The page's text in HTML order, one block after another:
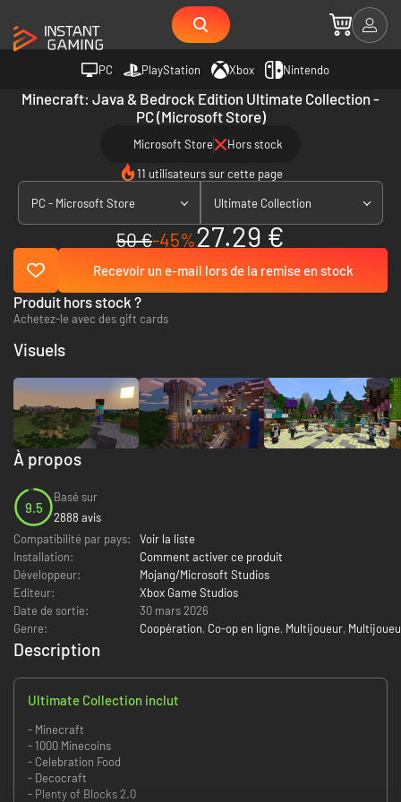
PC PlayStation Xbox Nintendo
Minecraft: Java & Bedrock Edition Ultimate Collection -
PC (Microsoft Store)
Microsoft Store Hors stock
11 utilisateurs sur cette page
PC - Microsoft Store Ultimate Collection
50 €-45%27.29 €
Recevoir un e-mail lors de la remise en stock
Produit hors stock ?
Achetez-le avec des gift cards
À propos
9.5
Basé sur
2888 avis
Compatibilité par pays:
Voir la liste
Installation:
Comment activer ce produit
Développeur:
Mojang/Microsoft Studios
Editeur:
Xbox Game Studios
Date de sortie:
30 mars 2026
Genre:
Coopération, Co-op en ligne, Multijoueur,
Visuels
Description
Ultimate Collection inclut
- Minecraft
- 1000 Minecoins
- Celebration Food
- Decocraft
- Plenty of Blocks 2.0